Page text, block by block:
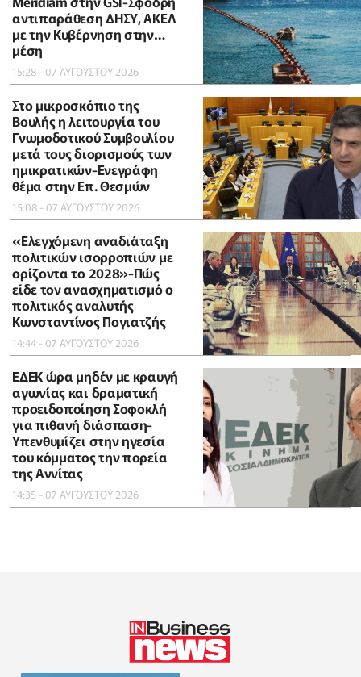
αντιπαράθεση ΔΗΣΥ, ΑΚΕΛ
με την Κυβέρνηση στην…
μέση
15:28 - 07 ΑΥΓΟΥΣΤΟΥ 2026
Στο μικροσκόπιο της
Βουλής η λειτουργία του
Γνωμοδοτικού Συμβουλίου
μετά τους διορισμούς των
ημικρατικών-Ενεγράφη
θέμα στην Επ. Θεσμών
15:08 - 07 ΑΥΓΟΥΣΤΟΥ 2026
«Ελεγχόμενη αναδιάταξη
πολιτικών ισορροπιών με
ορίζοντα το 2028»-Πώς
είδε τον ανασχηματισμό ο
πολιτικός αναλυτής
Κωνσταντίνος Πογιατζής
14:44 - 07 ΑΥΓΟΥΣΤΟΥ 2026
ΕΔΕΚ ώρα μηδέν με κραυγή
αγωνίας και δραματική
προειδοποίηση Σοφοκλή
για πιθανή διάσπαση-
Υπενθυμίζει στην ηγεσία
του κόμματος την πορεία
της Αννίτας
14:35 - 07 ΑΥΓΟΥΣΤΟΥ 2026